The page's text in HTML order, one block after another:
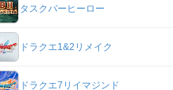
タスクバーヒーロー
ドラクエ1&2リメイク
ドラクエ7リイマジンド